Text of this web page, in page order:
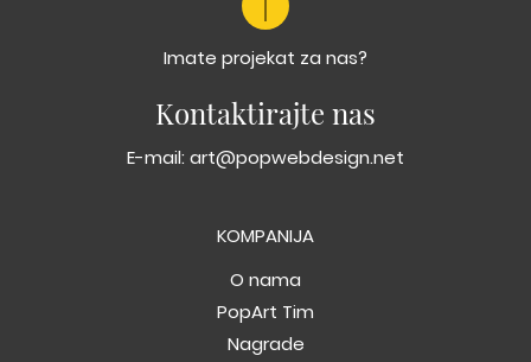
Imate projekat za nas?
Kontaktirajte nas
E-mail: art@popwebdesign.net
KOMPANIJA
O nama
PopArt Tim
Nagrade